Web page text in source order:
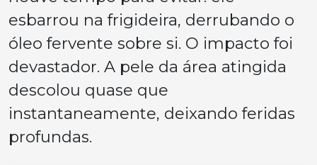
esbarrou na frigideira, derrubando o
óleo fervente sobre si. O impacto foi
devastador. A pele da área atingida
descolou quase que
instantaneamente, deixando feridas
profundas.